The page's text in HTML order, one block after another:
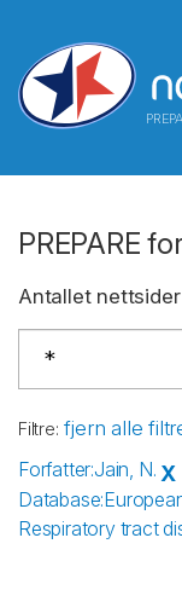
PREPARE
Antallet nettsider
Filtre: fjern alle
Forfatter:Jain, N. X
Database:
Respiratory tract